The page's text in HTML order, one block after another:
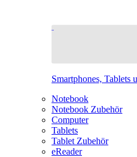
Smartphones, Tablets
Notebook
Notebook Zubehör
Computer
Tablets
Tablet Zubehör
eReader